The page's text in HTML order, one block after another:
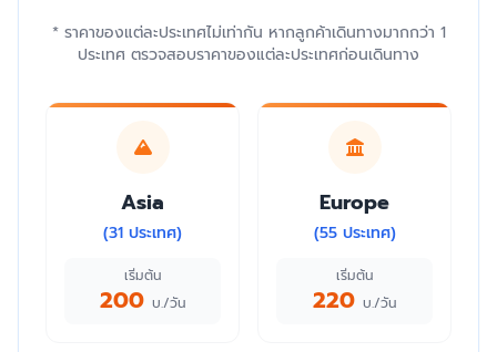
* ราคาของแต่ละประเทศไม่เท่ากัน หากลูกค้าเดินทางมากกว่า 1
ประเทศ ตรวจสอบราคาของแต่ละประเทศก่อนเดินทาง
Asia
(31 ประเทศ)
เริ่มต้น
200 บ./วัน
Europe
(55 ประเทศ)
เริ่มต้น
220 บ./วัน